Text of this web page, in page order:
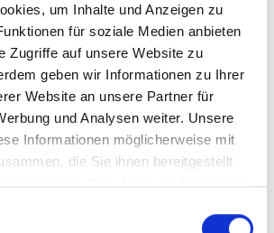
um Inhalte und Anzeigen zu
für soziale Medien anbieten
Zugriffe auf unsere Website zu
geben wir Informationen zu Ihrer
Website an unsere Partner für
und Analysen weiter. Unsere
Informationen möglicherweise mit
die Sie ihnen bereitgestellt
im Rahmen Ihrer Nutzung der Dienste
developments in our shrink
requirements of an MSK
roughly 10% below the average
generation of shrink frames
lowers gas consumption by an
explains Uwe Jonkmanns, Sales &
at MSK.